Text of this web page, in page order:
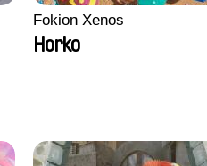
Fokion Xenos
Horko